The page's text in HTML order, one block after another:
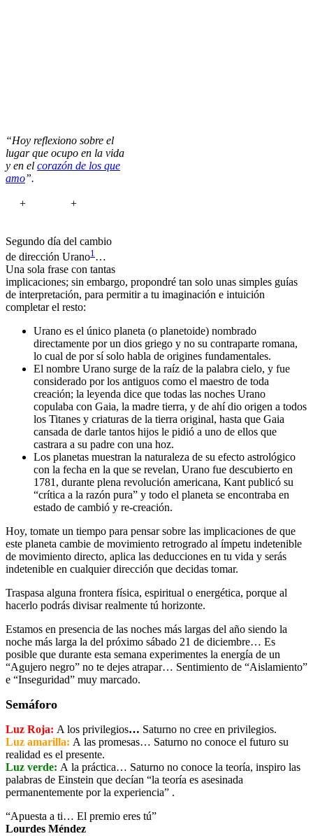
“Hoy reflexiono sobre el
lugar que ocupo en la vida
y en el corazón de los que
amo”.
+ +
Segundo día del cambio
de dirección Urano1…
Una sola frase con tantas
implicaciones; sin embargo, propondré tan solo unas simples guías
de interpretación, para permitir a tu imaginación e intuición
completar el resto:
Urano es el único planeta (o planetoide) nombrado
directamente por un dios griego y no su contraparte romana,
lo cual de por sí solo habla de origines fundamentales.
El nombre Urano surge de la raíz de la palabra cielo, y fue
considerado por los antiguos como el maestro de toda
creación; la leyenda dice que todas las noches Urano
copulaba con Gaia, la madre tierra, y de ahí dio origen a todos
los Titanes y criaturas de la tierra original, hasta que Gaia
cansada de darle tantos hijos le pidió a uno de ellos que
castrara a su padre con una hoz.
Los planetas muestran la naturaleza de su efecto astrológico
con la fecha en la que se revelan, Urano fue descubierto en
1781, durante plena revolución americana, Kant publicó su
“crítica a la razón pura” y todo el planeta se encontraba en
estado de cambió y re-creación.
Hoy, tomate un tiempo para pensar sobre las implicaciones de que
este planeta cambie de movimiento retrogrado al ímpetu indetenible
de movimiento directo, aplica las deducciones en tu vida y serás
indetenible en cualquier dirección que decidas tomar.
Traspasa alguna frontera física, espiritual o energética, porque al
hacerlo podrás divisar realmente tú horizonte.
Estamos en presencia de las noches más largas del año siendo la
noche más larga la del próximo sábado 21 de diciembre… Es
posible que durante esta semana experimentes la energía de un
“Agujero negro” no te dejes atrapar… Sentimiento de “Aislamiento”
e “Inseguridad” muy marcado.
Semáforo
Luz Roja: A los privilegios… Saturno no cree en privilegios.
Luz amarilla: A las promesas… Saturno no conoce el futuro su
realidad es el presente.
Luz verde: A la práctica… Saturno no conoce la teoría, inspiro las
palabras de Einstein que decían “la teoría es asesinada
permanentemente por la experiencia” .
“Apuesta a ti… El premio eres tú”
Lourdes Méndez